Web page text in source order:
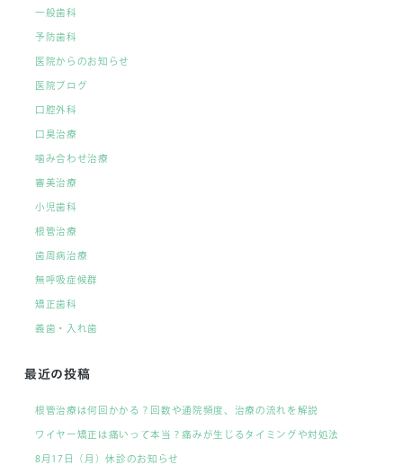
一般歯科
予防歯科
医院からのお知らせ
医院ブログ
口腔外科
口臭治療
噛み合わせ治療
審美治療
小児歯科
根管治療
歯周病治療
無呼吸症候群
矯正歯科
義歯・入れ歯
最近の投稿
根管治療は何回かかる？回数や通院頻度、治療の流れを解説
ワイヤー矯正は痛いって本当？痛みが生じるタイミングや対処法
8月17日（月）休診のお知らせ